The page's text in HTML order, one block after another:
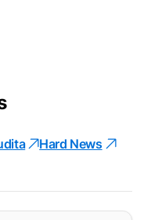
Hard News